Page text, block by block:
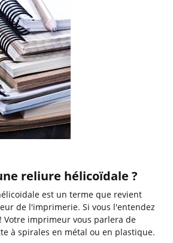
reliure hélicoïdale ?
est un terme que revient
de l'imprimerie. Si vous l'entendez
Votre imprimeur vous parlera de
à spirales en métal ou en plastique.